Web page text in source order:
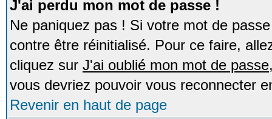
J'ai perdu mon mot de passe !
Ne paniquez pas ! Si votre mot de
contre être réinitialisé. Pour ce faire,
cliquez sur J'ai oublié mon mot de passe
vous devriez pouvoir vous reconnecter
Revenir en haut de page